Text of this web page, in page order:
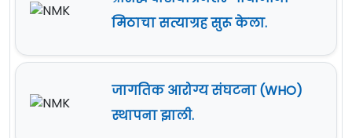
मिठाचा सत्याग्रह सुरू केला.
जागतिक आरोग्य संघटना (WHO)
स्थापना झाली.